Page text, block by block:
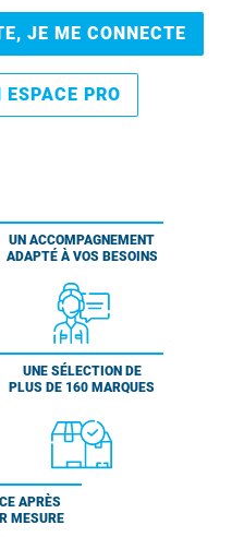
JE ME CONNECTE
PRO
UN ACCOMPAGNEMENT
ADAPTÉ À VOS BESOINS
UNE SÉLECTION DE
PLUS DE 160 MARQUES
APRÈS
MESURE